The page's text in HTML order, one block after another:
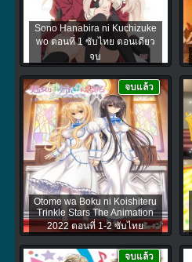
Sono Hanabira ni Kuchizuke
wo ตอนที่ 1 ซับไทย ตอนเดียว
จบ
Otome wa Boku ni Koishiteru
Trinkle Stars The Animation
2022 ตอนที่ 1-2 ซับไทย
จบแล้ว
จบแล้ว